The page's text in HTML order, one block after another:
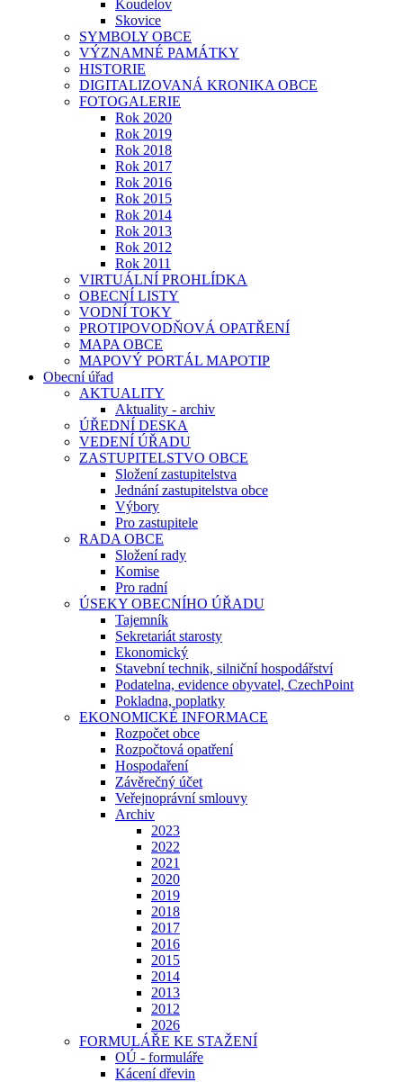
Koudelov
Skovice
SYMBOLY OBCE
VÝZNAMNÉ PAMÁTKY
HISTORIE
DIGITALIZOVANÁ KRONIKA OBCE
FOTOGALERIE
Rok 2020
Rok 2019
Rok 2018
Rok 2017
Rok 2016
Rok 2015
Rok 2014
Rok 2013
Rok 2012
Rok 2011
VIRTUÁLNÍ PROHLÍDKA
OBECNÍ LISTY
VODNÍ TOKY
PROTIPOVODŇOVÁ OPATŘENÍ
MAPA OBCE
MAPOVÝ PORTÁL MAPOTIP
Obecní úřad
AKTUALITY
Aktuality - archiv
ÚŘEDNÍ DESKA
VEDENÍ ÚŘADU
ZASTUPITELSTVO OBCE
Složení zastupitelstva
Jednání zastupitelstva obce
Výbory
Pro zastupitele
RADA OBCE
Složení rady
Komise
Pro radní
ÚSEKY OBECNÍHO ÚŘADU
Tajemník
Sekretariát starosty
Ekonomický
Stavební technik, silniční hospodářství
Podatelna, evidence obyvatel, CzechPoint
Pokladna, poplatky
EKONOMICKÉ INFORMACE
Rozpočet obce
Rozpočtová opatření
Hospodaření
Závěrečný účet
Veřejnoprávní smlouvy
Archiv
2023
2022
2021
2020
2019
2018
2017
2016
2015
2014
2013
2012
2026
FORMULÁŘE KE STAŽENÍ
OÚ - formuláře
Kácení dřevin